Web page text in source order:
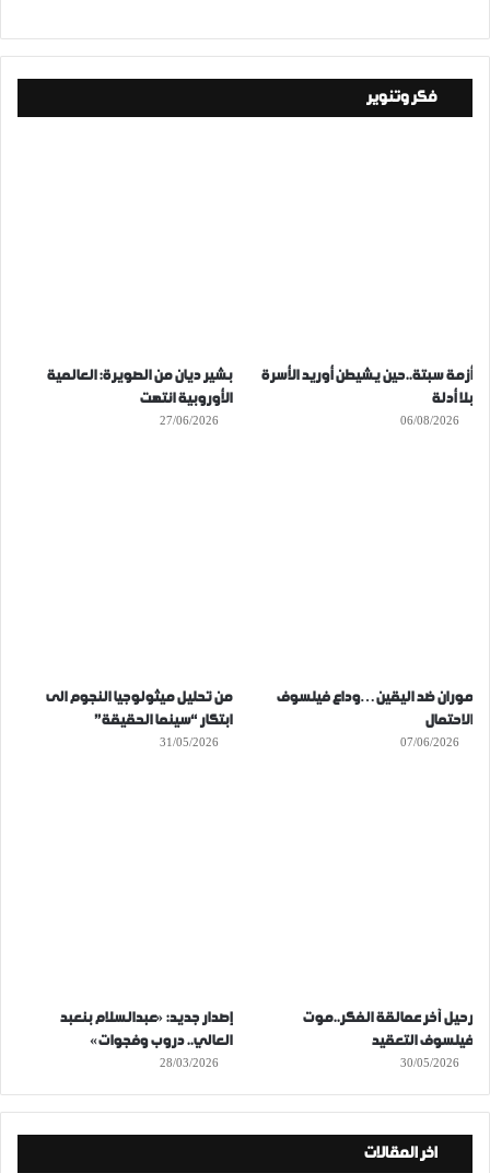
فكر وتنوير
أزمة سبتة..حين يشيطن أوريد الأسرة
بلا أدلة
06/08/2026
بشير ديان من الصويرة: العالمية
الأوروبية انتهت
27/06/2026
موران ضد اليقين…وداع فيلسوف
الاحتمال
07/06/2026
من تحليل ميثولوجيا النجوم الى
ابتكار “سينما الحقيقة”
31/05/2026
رحيل آخر عمالقة الفكر..موت
فيلسوف التعقيد
30/05/2026
إصدار جديد: «عبدالسلام بنعبد
العالي.. دروب وفجوات»
28/03/2026
اخر المقالات